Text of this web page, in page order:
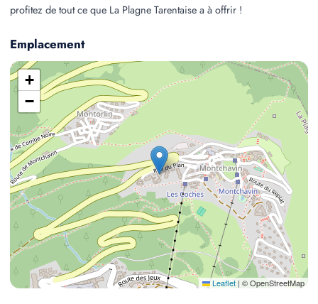
profitez de tout ce que La Plagne Tarentaise a à offrir !
Emplacement
+
−
Leaflet | © OpenStreetMap